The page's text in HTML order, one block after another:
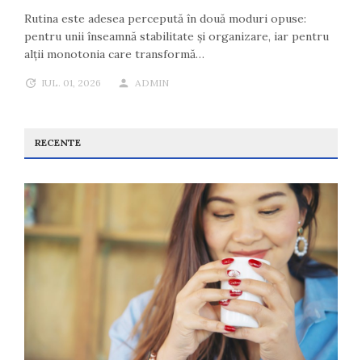
Rutina este adesea percepută în două moduri opuse:
pentru unii înseamnă stabilitate și organizare, iar pentru
alții monotonia care transformă…
IUL. 01, 2026 ADMIN
RECENTE